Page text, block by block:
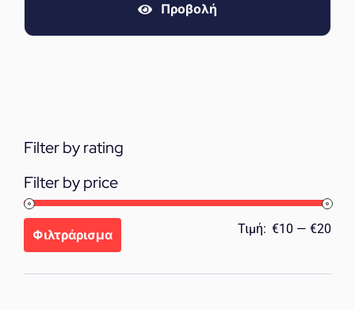
Προβολή
Filter by rating
Filter by price
Φιλτράρισμα Τιμή: €10 — €20